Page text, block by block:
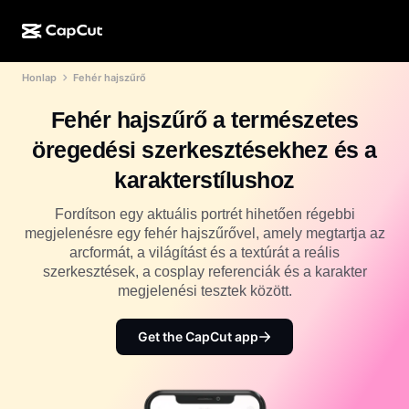
CapCut Online
CapCut Pad
CapCut Mobile
Dreamina AI
MI-alkotás
MI-dizájn
Videóstúdió
MI-videógenerátor
MI-képgenerátor
MI-képminőség-javító
Dreamina Seedance 2.5
Nano Banana Pro
Funkciók
MI-eszközök
Videószerkesztő és -generátor
Képszerkesztő és -generátor
Beszédhang-generátor és -szerkesztő
Felhasználási területek
Ünnepi sablonok
Naptársablonok
Évfordulós sablonok
Névjegy
Közösség
Kezdeményezések
Partnerek
Úttörőprogram
CapCut kreatív campus
Honlap Fehér hajszűrő
Fehér hajszűrő a természetes
öregedési szerkesztésekhez és a
karakterstílushoz
Fordítson egy aktuális portrét hihetően régebbi
megjelenésre egy fehér hajszűrővel, amely megtartja az
arcformát, a világítást és a textúrát a reális
szerkesztések, a cosplay referenciák és a karakter
megjelenési tesztek között.
Get the CapCut app